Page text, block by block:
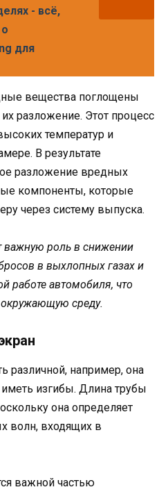
- всё,
для
вещества поглощены
разложение. Этот процесс
температур и
В результате
разложение вредных
компоненты, которые
через систему выпуска.
важную роль в снижении
в выхлопных газах и
работе автомобиля, что
среду.
например, она
изгибы. Длина трубы
она определяет
волн, входящих в
важной частью